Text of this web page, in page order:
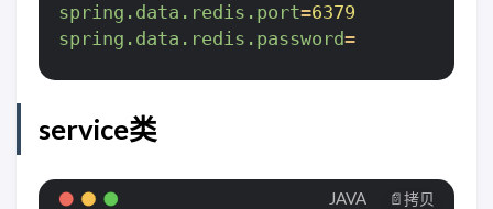
spring.data.redis.port=6379
spring.data.redis.password=
service类
📄拷贝
JAVA